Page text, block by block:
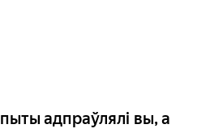
адпраўлялі вы, а